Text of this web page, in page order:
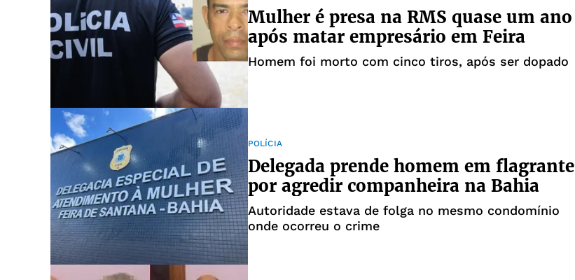
Mulher é presa na RMS quase um ano
após matar empresário em Feira
Homem foi morto com cinco tiros, após ser dopado
POLÍCIA
Delegada prende homem em flagrante
por agredir companheira na Bahia
Autoridade estava de folga no mesmo condomínio
onde ocorreu o crime